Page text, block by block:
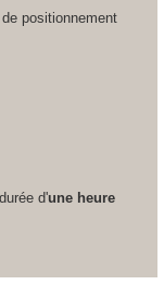
positionnement
d'une heure